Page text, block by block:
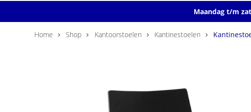
Maandag t/m
Home Shop Kantoorstoelen Kantinestoelen